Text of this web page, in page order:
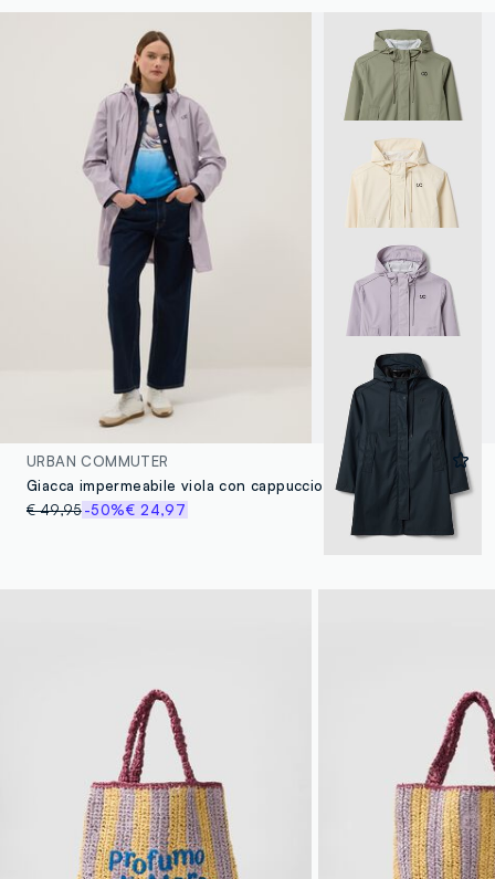
URBAN COMMUTER
Giacca impermeabile viola con cappuccio regular fit
€ 49,95-50%€ 24,97 4 Colori